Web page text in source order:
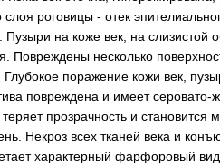
слоя роговицы - отек
Пузыри на коже век, на слизистой
Повреждены несколько
Глубокое поражение кожи век,
повреждена и имеет серовато-
теряет прозрачность и становится
Некроз всех тканей века и
характерный фарфоровый